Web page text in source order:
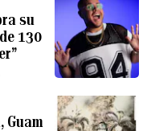
su
130
Guam